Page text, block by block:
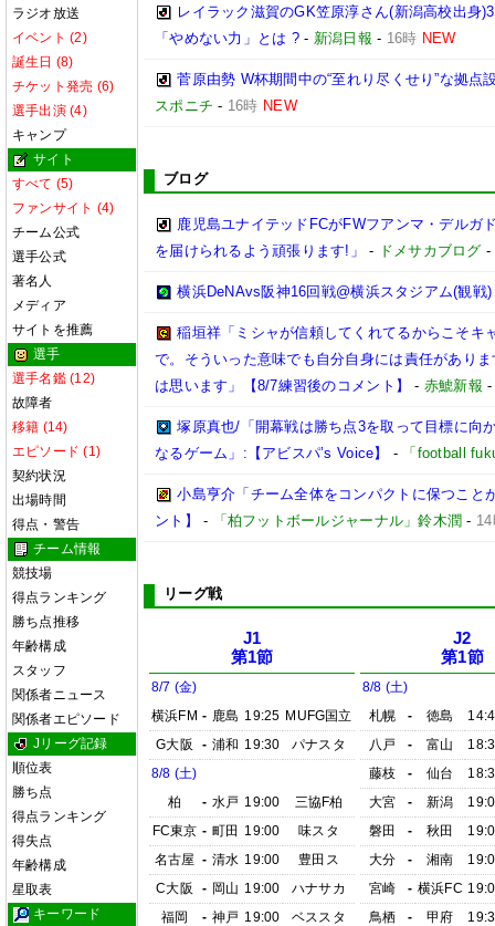
ラジオ放送
イベント (2)
誕生日 (8)
チケット発売 (6)
選手出演 (4)
キャンプ
サイト
すべて (5)
ファンサイト (4)
チーム公式
選手公式
著名人
メディア
サイトを推薦
選手
選手名鑑 (12)
故障者
移籍 (14)
エピソード (1)
契約状況
出場時間
得点・警告
チーム情報
競技場
得点ランキング
勝ち点推移
年齢構成
スタッフ
関係者ニュース
関係者エピソード
Jリーグ記録
順位表
勝ち点
得点ランキング
得失点
年齢構成
星取表
キーワード
レイラック滋賀のGK笠原淳さん(新潟高校出身
「やめない力」とは ?- 新潟日報 - 16時 NEW
菅原由勢 W杯期間中の“至れり尽くせり”な拠
スポニチ - 16時 NEW
ブログ
鹿児島ユナイテッドFCがFWフアンマ・デルガ
を届けられるよう頑張ります!」
- ドメサカブログ -
横浜DeNAvs阪神16回戦@横浜スタジアム(観戦)
稲垣祥「ミシャが信頼してくれてるからこそキ
で。そういった意味でも自分自身には責任があり
は思います」【8/7練習後のコメント】
- 赤鯱新報
塚原真也/「開幕戦は勝ち点3を取って目標に向
なるゲーム」:【アビスパ’s Voice】
- 「football
小島亨介「チーム全体をコンパクトに保つこ
ント】
- 「柏フットボールジャーナル」鈴木潤 -
リーグ戦
J1
第1節
8/7 (金)
横浜FM - 鹿島 19:25 MUFG国立
G大阪
- 浦和 19:30
パナスタ
8/8 (土)
柏
- 水戸 19:00
三協F柏
FC東京 - 町田 19:00
味スタ
名古屋 - 清水 19:00
豊田ス
C大阪
- 岡山 19:00
ハナサカ
福岡
- 神戸 19:00
ベススタ
J2
第1節
8/8 (土)
札幌
- 徳島
八戸
- 富山
藤枝
- 仙台
大宮
- 新潟
磐田
- 秋田
大分
- 湘南
宮崎
- 横浜FC
鳥栖
- 甲府